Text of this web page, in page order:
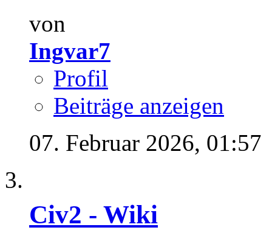
von
Ingvar7
Profil
Beiträge anzeigen
07. Februar 2026, 01:57
Civ2 - Wiki